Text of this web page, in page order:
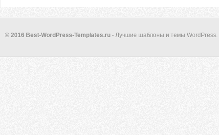
© 2016 Best-WordPress-Templates.ru - Лучшие шаблоны и темы